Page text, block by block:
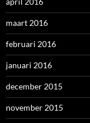
maart 2016
februari 2016
januari 2016
december 2015
november 2015